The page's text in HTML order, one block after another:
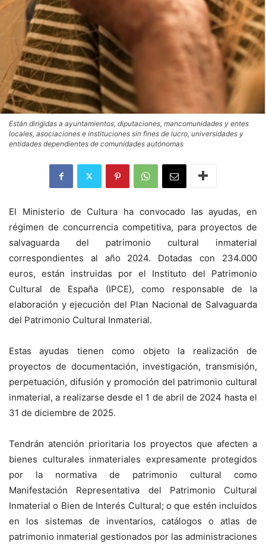
Están dirigidas a ayuntamientos, diputaciones, mancomunidades y entes
locales, asociaciones e instituciones sin fines de lucro, universidades y
entidades dependientes de comunidades autónomas
El Ministerio de Cultura ha convocado las ayudas, en
régimen de concurrencia competitiva, para proyectos de
salvaguarda del patrimonio cultural inmaterial
correspondientes al año 2024. Dotadas con 234.000
euros, están instruidas por el Instituto del Patrimonio
Cultural de España (IPCE), como responsable de la
elaboración y ejecución del Plan Nacional de Salvaguarda
del Patrimonio Cultural Inmaterial.
Estas ayudas tienen como objeto la realización de
proyectos de documentación, investigación, transmisión,
perpetuación, difusión y promoción del patrimonio cultural
inmaterial, a realizarse desde el 1 de abril de 2024 hasta el
31 de diciembre de 2025.
Tendrán atención prioritaria los proyectos que afecten a
bienes culturales inmateriales expresamente protegidos
por la normativa de patrimonio cultural como
Manifestación Representativa del Patrimonio Cultural
Inmaterial o Bien de Interés Cultural; o que estén incluidos
en los sistemas de inventarios, catálogos o atlas de
patrimonio inmaterial gestionados por las administraciones